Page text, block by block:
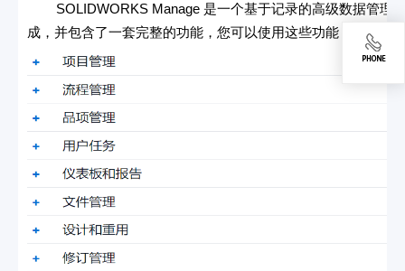
SOLIDWORKS Manage 是一个基于记录的高级数据管理
成，并包含了一套完整的功能，您可以使用这些功能，并将它